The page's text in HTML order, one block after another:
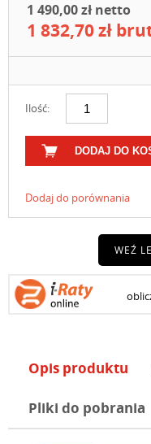
1 490,00 zł netto
1 832,70 zł
Ilość:
DODAJ DO
Dodaj do porównania
WEŹ
Opis produktu
Pliki do pobrania